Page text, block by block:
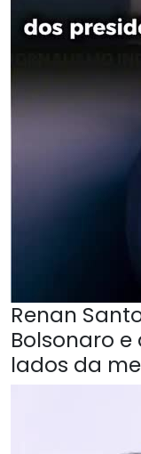
Renan
Bolsonaro e
lados da